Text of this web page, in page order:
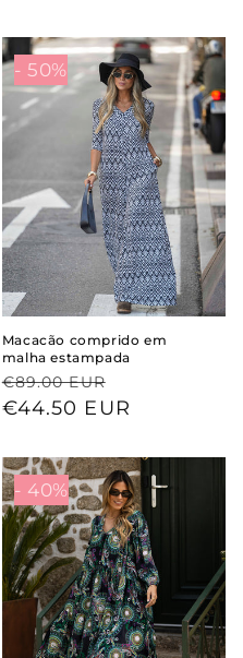
Macacão comprido em
malha estampada
Preço
normal
€89.00 EUR
Preço
de
€44.50 EUR
- 50%
- 40%